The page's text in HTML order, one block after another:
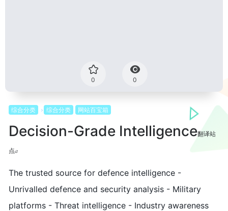
0 0
综合分类 综合分类 网站百宝箱
Decision-Grade Intelligence翻译站
点
The trusted source for defence intelligence -
Unrivalled defence and security analysis - Military
platforms - Threat intelligence - Industry awareness